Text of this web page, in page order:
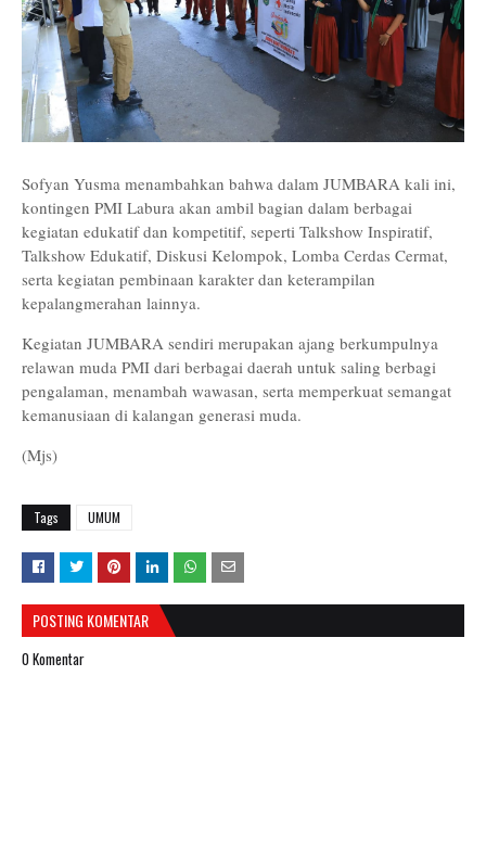
Sofyan Yusma menambahkan bahwa dalam JUMBARA kali ini,
kontingen PMI Labura akan ambil bagian dalam berbagai
kegiatan edukatif dan kompetitif, seperti Talkshow Inspiratif,
Talkshow Edukatif, Diskusi Kelompok, Lomba Cerdas Cermat,
serta kegiatan pembinaan karakter dan keterampilan
kepalangmerahan lainnya.
Kegiatan JUMBARA sendiri merupakan ajang berkumpulnya
relawan muda PMI dari berbagai daerah untuk saling berbagi
pengalaman, menambah wawasan, serta memperkuat semangat
kemanusiaan di kalangan generasi muda.
(Mjs)
Tags UMUM
POSTING KOMENTAR
0 Komentar